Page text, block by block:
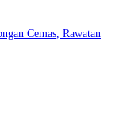
Cemas, Rawatan